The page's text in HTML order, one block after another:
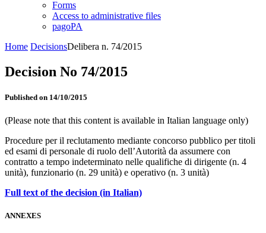
Forms
Access to administrative files
pagoPA
Home DecisionsDelibera n. 74/2015
Decision No 74/2015
Published on 14/10/2015
(Please note that this content is available in Italian language only)
Procedure per il reclutamento mediante concorso pubblico per titoli
ed esami di personale di ruolo dell’Autorità da assumere con
contratto a tempo indeterminato nelle qualifiche di dirigente (n. 4
unità), funzionario (n. 29 unità) e operativo (n. 3 unità)
Full text of the decision (in Italian)
ANNEXES